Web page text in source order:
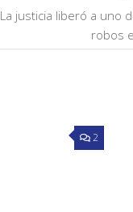
La justicia liberó a uno
robos
2